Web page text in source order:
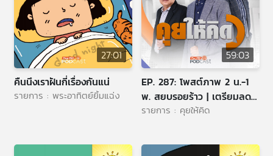
27:01
คืนนึงเราฝันกี่เรื่องกันแน่
รายการ : พระอาทิตย์ยิ้มแฉ่ง
59:03
EP. 287: โพสต์ภาพ 2 น.-1
พ. สยบรอยร้าว | เตรียมลด
ขนาดข้าราชการภูมิภาค |
รายการ : คุยให้คิด